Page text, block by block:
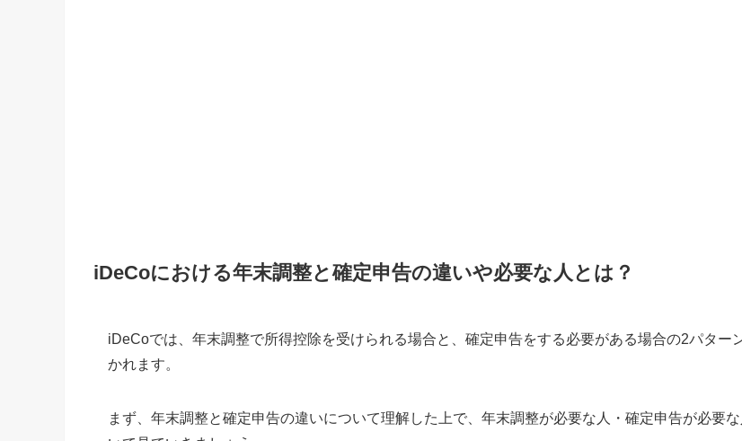
iDeCoにおける年末調整と確定申告の違いや必要な人とは？
iDeCoでは、年末調整で所得控除を受けられる場合と、確定申告をする必要がある場合の2パター
かれます。
まず、年末調整と確定申告の違いについて理解した上で、年末調整が必要な人・確定申告が必要